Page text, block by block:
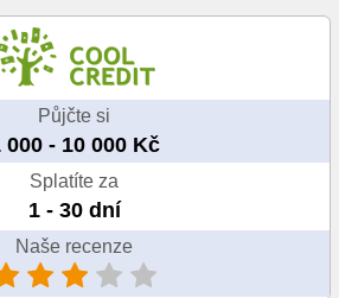
Půjčte si
000 - 10 000 Kč
Splatíte za
1 - 30 dní
Naše recenze